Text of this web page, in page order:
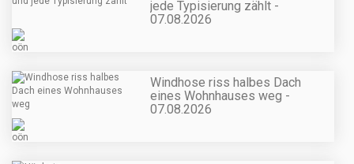
jede Typisierung zählt -
07.08.2026
Windhose riss halbes Dach
eines Wohnhauses weg -
07.08.2026